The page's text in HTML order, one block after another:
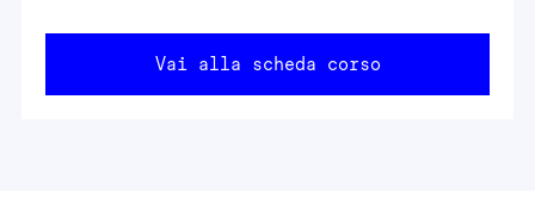
Vai alla scheda corso